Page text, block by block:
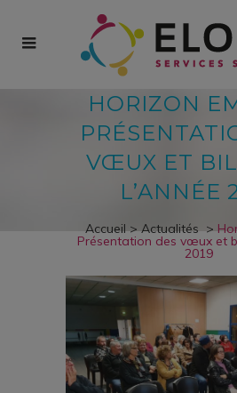
HORIZON
VŒUX ET
L’ANNÉE
Accueil>Actualités >
Présentation des vœux et
2019